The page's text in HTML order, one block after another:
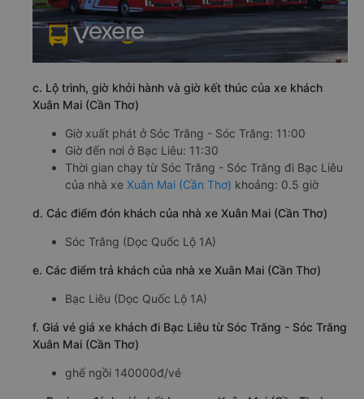
c. Lộ trình, giờ khởi hành và giờ kết thúc của xe khách
Xuân Mai (Cần Thơ)
Giờ xuất phát ở Sóc Trăng - Sóc Trăng: 11:00
Giờ đến nơi ở Bạc Liêu: 11:30
Thời gian chạy từ Sóc Trăng - Sóc Trăng đi Bạc Liêu
của nhà xe Xuân Mai (Cần Thơ) khoảng: 0.5 giờ
d. Các điểm đón khách của nhà xe Xuân Mai (Cần Thơ)
Sóc Trăng (Dọc Quốc Lộ 1A)
e. Các điểm trả khách của nhà xe Xuân Mai (Cần Thơ)
Bạc Liêu (Dọc Quốc Lộ 1A)
f. Giá vé giá xe khách đi Bạc Liêu từ Sóc Trăng - Sóc Trăng
Xuân Mai (Cần Thơ)
ghế ngồi 140000đ/vé